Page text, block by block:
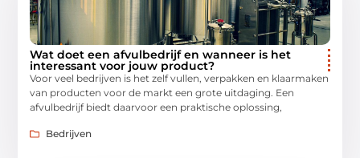
Wat doet een afvulbedrijf en wanneer is het
interessant voor jouw product?
Voor veel bedrijven is het zelf vullen, verpakken en klaarmaken
van producten voor de markt een grote uitdaging. Een
afvulbedrijf biedt daarvoor een praktische oplossing,
Bedrijven